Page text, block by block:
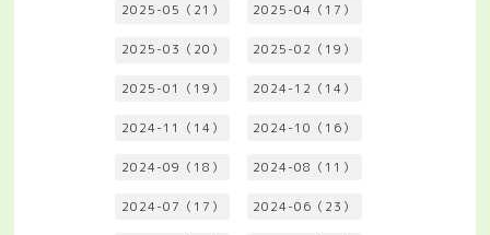
2025-05（21） 2025-04（17）
2025-03（20） 2025-02（19）
2025-01（19） 2024-12（14）
2024-11（14） 2024-10（16）
2024-09（18） 2024-08（11）
2024-07（17） 2024-06（23）